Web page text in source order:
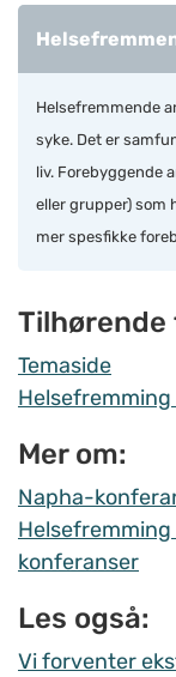
Helsefremmende
syke. Det er
liv. Forebyggende
eller grupper) som
mer spesfikke
Tilhørende
Temaside
Mer om:
Napha-
konferanser
Les også:
Vi forventer